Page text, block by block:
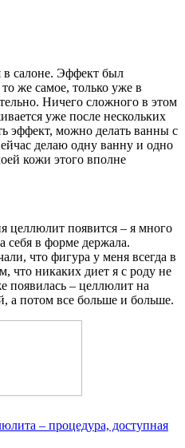
в салоне. Эффект был
же самое, только уже в
Ничего сложного в этом
уже после нескольких
эффект, можно делать ванны с
делаю одну ванну и одно
кожи этого вполне
целлюлит появится – я много
себя в форме держала.
что фигура у меня всегда в
что никаких диет я с роду не
появилась – целлюлит на
а потом все больше и больше.
– процедура, доступная